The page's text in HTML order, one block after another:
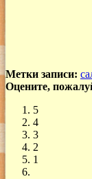
Метки записи:
Оцените,
5
4
3
2
1